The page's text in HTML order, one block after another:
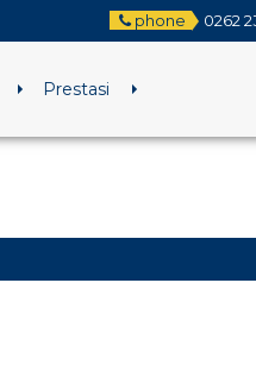
phone 0262
Prestasi